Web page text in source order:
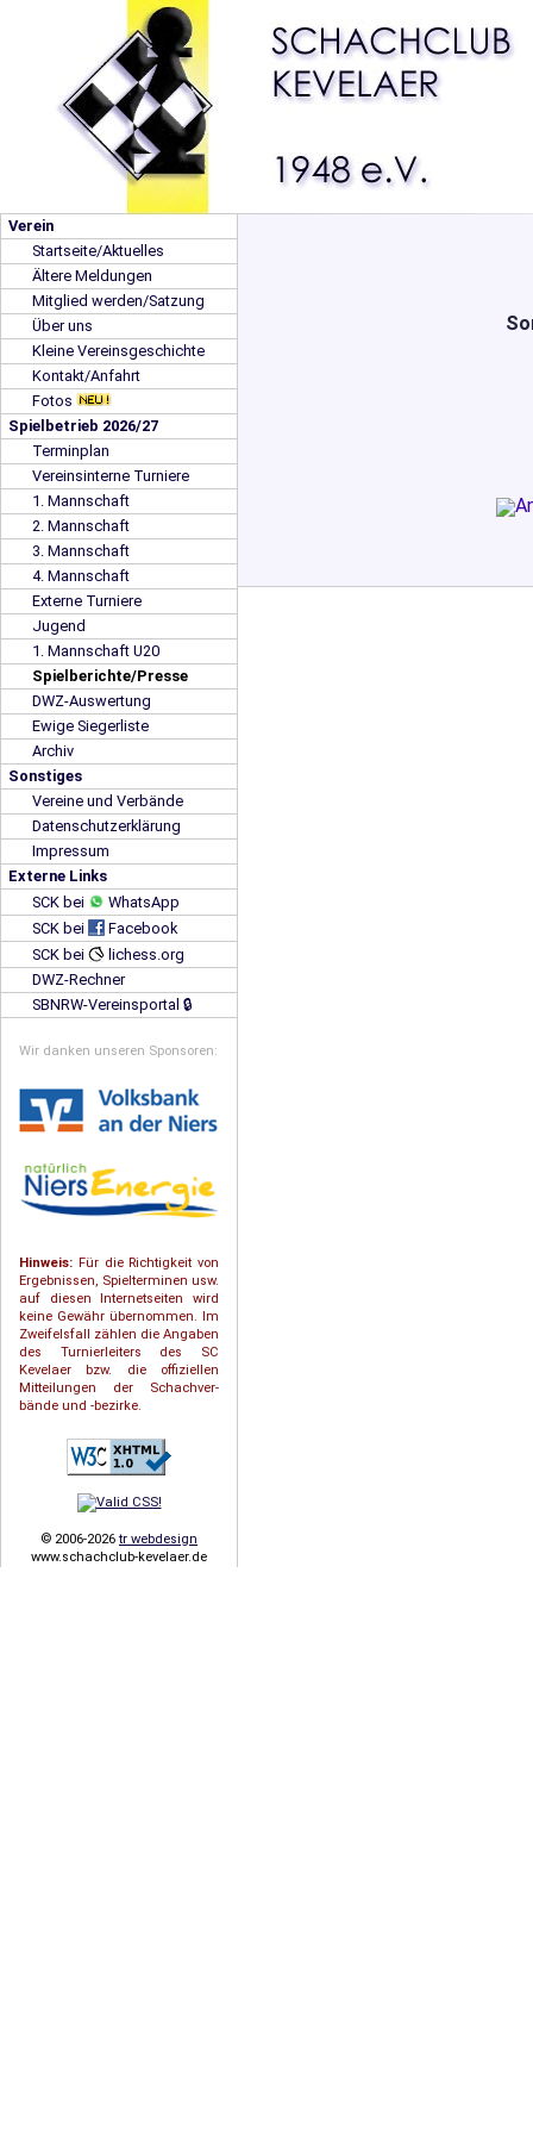
Verein
Startseite/Aktuelles
Ältere Meldungen
Mitglied werden/Satzung
Über uns
Kleine Vereinsgeschichte
Kontakt/Anfahrt
Fotos
Spielbetrieb 2026/27
Terminplan
Vereinsinterne Turniere
1. Mannschaft
2. Mannschaft
3. Mannschaft
4. Mannschaft
Externe Turniere
Jugend
1. Mannschaft U20
Spielberichte/Presse
DWZ-Auswertung
Ewige Siegerliste
Archiv
Sonstiges
Vereine und Verbände
Datenschutzerklärung
Impressum
Externe Links
SCK bei
WhatsApp
SCK bei
Facebook
SCK bei
lichess.org
DWZ-Rechner
SBNRW-Vereinsportal 🔒
Wir danken unseren Sponsoren:
Hinweis: Für die Richtigkeit von
Ergebnissen, Spielterminen usw.
auf diesen Internetseiten wird
keine Gewähr übernommen. Im
Zweifelsfall zählen die Angaben
des Turnierleiters des SC
Kevelaer bzw. die offiziellen
Mitteilungen der Schach­ver­
bände und -bezirke.
© 2006-2026tr webdesign
www.schachclub-kevelaer.de